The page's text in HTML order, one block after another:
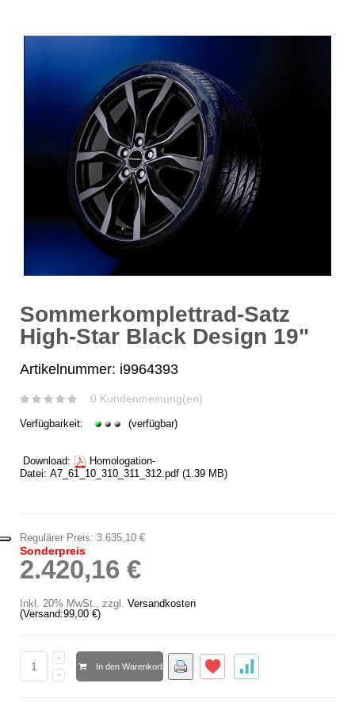
Sommerkomplettrad-Satz
High-Star Black Design 19"
Artikelnummer: i9964393
0 Kundenmeinung(en)
Verfügbarkeit: (verfügbar)
Download:
Homologation-
Datei: A7_61_10_310_311_312.pdf (1.39 MB)
Regulärer Preis: 3.635,10 €
Sonderpreis
2.420,16 €
Inkl. 20% MwSt., zzgl. Versandkosten
(Versand:99,00 €)
In den Warenkorb